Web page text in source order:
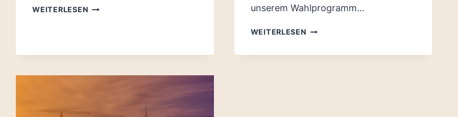
WEITERLESEN CSD
IM
unserem Wahlprogramm…
WEITERLESEN „SCHLUSS
KRISENSTIMMUNG“